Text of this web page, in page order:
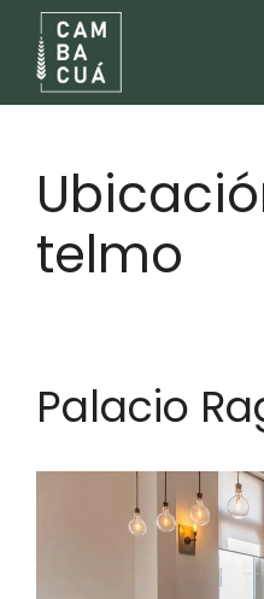
telmo
Palacio